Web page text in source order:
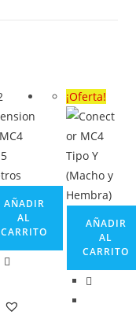
AÑADIR
AL
CARRITO
¡Oferta!
AÑADIR
AL
CARRITO